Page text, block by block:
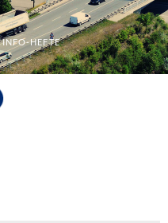
Info-Hefte